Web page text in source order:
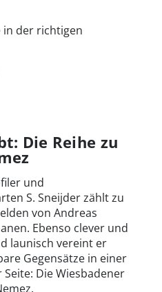
in der richtigen
Die Reihe zu
und
S. Sneijder zählt zu
von Andreas
Ebenso clever und
launisch vereint er
Gegensätze in einer
Die Wiesbadener